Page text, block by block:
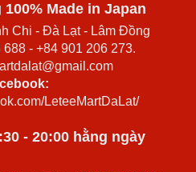
Made in Japan
Chi - Đà Lạt - Lâm Đồng
688 - +84 901 206 273.
LeteeMartDaLat/
- 20:00 hằng ngày